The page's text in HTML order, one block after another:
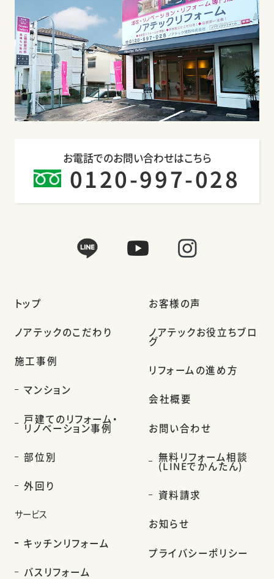
お電話でのお問い合わせはこちら
0120-997-028
トップ
ノアテックのこだわり
施工事例
マンション
戸建てのリフォーム・
リノベーション事例
部位別
外回り
サービス
キッチンリフォーム
バスリフォーム
お客様の声
ノアテックお役立ちブロ
グ
リフォームの進め方
会社概要
お問い合わせ
無料リフォーム相談
(LINEでかんたん)
資料請求
お知らせ
プライバシーポリシー